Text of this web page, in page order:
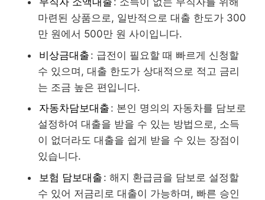
마련된 상품으로, 일반적으로 대출 한도가 300
만 원에서 500만 원 사이입니다.
비상금대출 : 급전이 필요할 때 빠르게 신청할
수 있으며, 대출 한도가 상대적으로 적고 금리
는 조금 높은 편입니다.
자동차담보대출 : 본인 명의의 자동차를 담보로
설정하여 대출을 받을 수 있는 방법으로, 소득
이 없더라도 대출을 쉽게 받을 수 있는 장점이
있습니다.
보험 담보대출 : 해지 환급금을 담보로 설정할
수 있어 저금리로 대출이 가능하며, 빠른 승인